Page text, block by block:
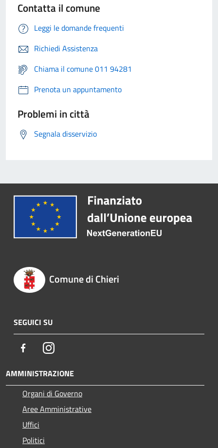
Contatta il comune
Leggi le domande frequenti
Richiedi Assistenza
Chiama il comune 011 94281
Prenota un appuntamento
Problemi in città
Segnala disservizio
Comune di Chieri
SEGUICI SU
FacebookInstagram
AMMINISTRAZIONE
Organi di Governo
Aree Amministrative
Uffici
Politici